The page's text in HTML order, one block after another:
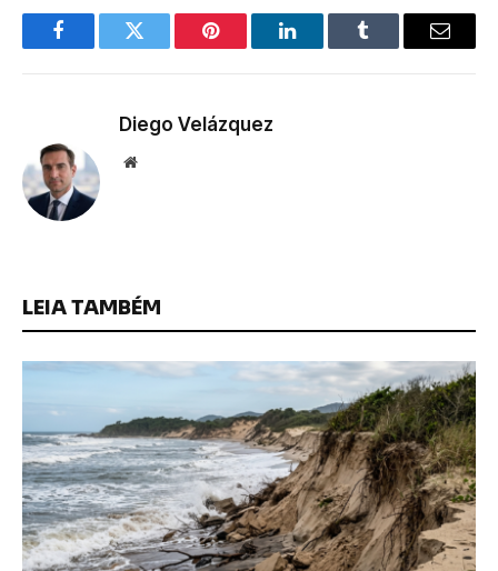
FacebookTwitter Pinterest LinkedInTumblr Email
Diego Velázquez
Website
LEIA TAMBÉM